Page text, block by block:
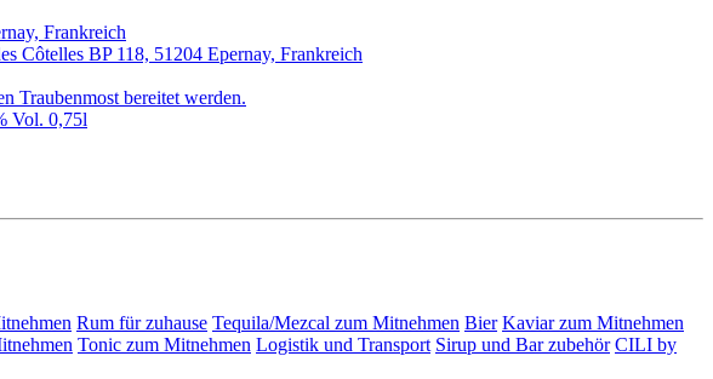
Frankreich
Côtelles BP 118, 51204 Epernay, Frankreich
Traubenmost bereitet werden.
Vol. 0,75l
Rum für zuhause Tequila/Mezcal zum Mitnehmen Bier Kaviar zum Mitnehmen
Tonic zum Mitnehmen Logistik und Transport Sirup und Bar zubehör CILI by